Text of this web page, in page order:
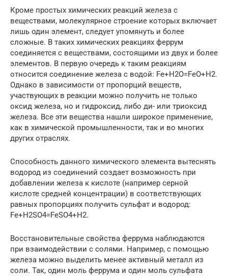
Кроме простых химических реакций железа с
веществами, молекулярное строение которых включает
лишь один элемент, следует упомянуть и более
сложные. В таких химических реакциях феррум
соединяется с веществами, состоящими из двух и более
элементов. В первую очередь к таким реакциям
относится соединение железа с водой: Fe+H2O=FeO+H2.
Однако в зависимости от пропорций веществ,
участвующих в реакции можно получить не только
оксид железа, но и гидроксид, либо ди- или триоксид
железа. Все эти вещества нашли широкое применение,
как в химической промышленности, так и во многих
других отраслях.
Способность данного химического элемента вытеснять
водород из соединений создает возможность при
добавлении железа к кислоте (например серной
кислоте средней концентрации) в соответствующих
равных пропорциях получить сульфат и водород:
Fe+H2SO4=FeSO4+H2.
Восстановительные свойства феррума наблюдаются
при взаимодействии с солями. Например, с помощью
железа можно выделить менее активный металл из
соли. Так, один моль феррума и один моль сульфата